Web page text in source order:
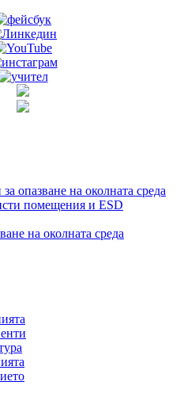
опазване на околната среда
помещения и ESD
на околната среда